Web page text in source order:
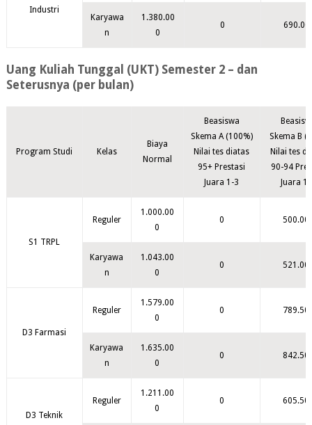
Industri
Karyawa
n
1.380.00
0
0
Uang Kuliah Tunggal (UKT) Semester 2 – dan
Seterusnya (per bulan)
Program Studi Kelas
Biaya
Normal
Beasiswa
Skema A (100%)
Nilai tes diatas
95+ Prestasi
Juara 1-3
Skema B
Nilai tes
90-94
Juara
S1 TRPL
Reguler
1.000.00
0
0
Karyawa
n
1.043.00
0
0
D3 Farmasi
Reguler
1.579.00
0
0
Karyawa
n
1.635.00
0
0
D3 Teknik
Reguler
1.211.00
0
0